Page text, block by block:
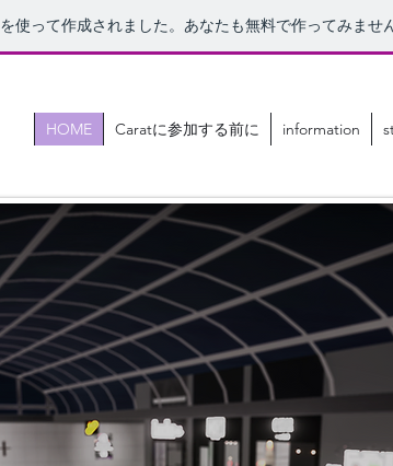
を使って作成されました。あなたも無料で作ってみませ
HOME Caratに参加する前に information